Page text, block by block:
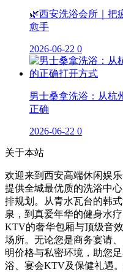
🌿西安洗浴会所｜把
愈手
2026-06-22 0
男士桑拿洗浴：从杭
正确
2026-06-22 0
关于本站
欢迎来到西安高端休闲娱
提供全城最优质的洗浴中
排规划。从青水瓦台的韩
泉，到真爱年华的健身水
KTV的奢华包厢与顶级音
场所。无论您是商务宴请
明价格与私密环境，助您
浴、宴会KTV及保健礼遇